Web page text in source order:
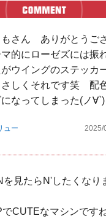
もさん　ありがとうご
的にローゼズには振
がウイングのステッカ
しくそれです笑　配
になってしまった(ノ∀`)
ュー 2025/
を見たらN'したくなり
でCUTEなマシンです